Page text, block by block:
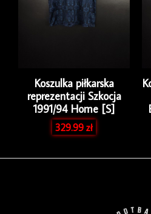
Koszulka piłkarska
reprezentacji Szkocja
1991/94 Home [S]
329.99zł